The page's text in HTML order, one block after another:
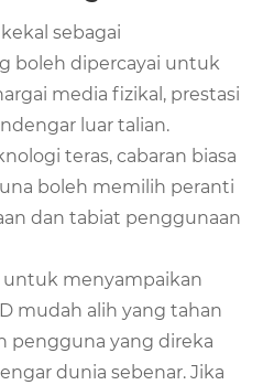
sebagai
boleh dipercayai untuk
media fizikal, prestasi
luar talian.
teras, cabaran biasa
boleh memilih peranti
dan tabiat penggunaan
menyampaikan
mudah alih yang tahan
pengguna yang direka
dunia sebenar. Jika